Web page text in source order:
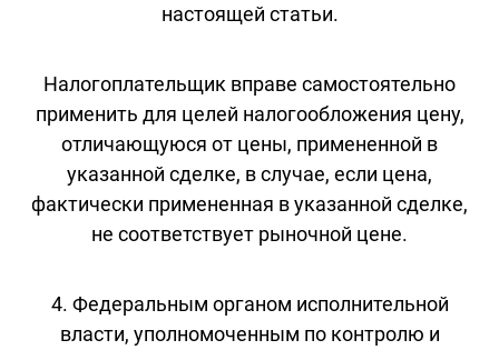
настоящей статьи.
Налогоплательщик вправе самостоятельно
применить для целей налогообложения цену,
отличающуюся от цены, примененной в
указанной сделке, в случае, если цена,
фактически примененная в указанной сделке,
не соответствует рыночной цене.
4. Федеральным органом исполнительной
власти, уполномоченным по контролю и